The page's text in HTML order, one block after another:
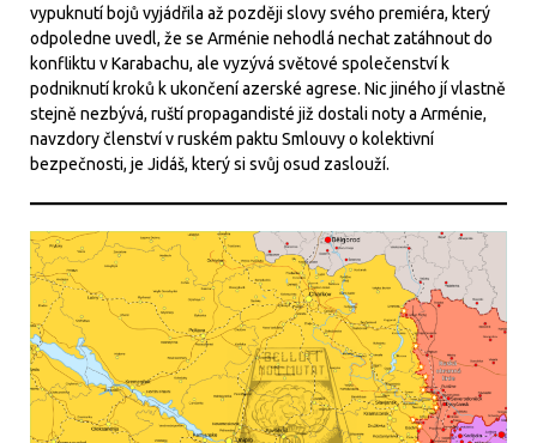
vypuknutí bojů vyjádřila až později slovy svého premiéra, který
odpoledne uvedl, že se Arménie nehodlá nechat zatáhnout do
konfliktu v Karabachu, ale vyzývá světové společenství k
podniknutí kroků k ukončení azerské agrese. Nic jiného jí vlastně
stejně nezbývá, ruští propagandisté již dostali noty a Arménie,
navzdory členství v ruském paktu Smlouvy o kolektivní
bezpečnosti, je Jidáš, který si svůj osud zaslouží.